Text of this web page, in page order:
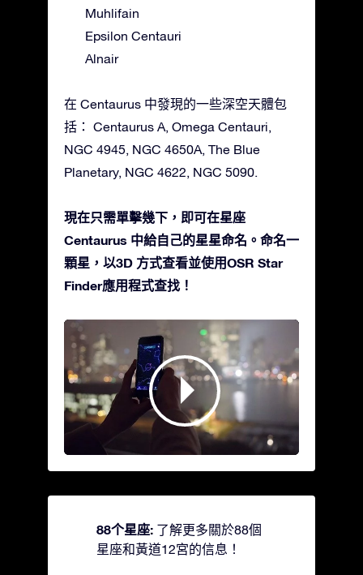
Muhlifain
Epsilon Centauri
Alnair
在 Centaurus 中發現的一些深空天體包
括： Centaurus A, Omega Centauri,
NGC 4945, NGC 4650A, The Blue
Planetary, NGC 4622, NGC 5090.
現在只需單擊幾下，即可在星座
Centaurus 中給自己的星星命名。命名一
顆星，以3D 方式查看並使用OSR Star
Finder應用程式查找！
88个星座: 了解更多關於88個
星座和黃道12宮的信息！